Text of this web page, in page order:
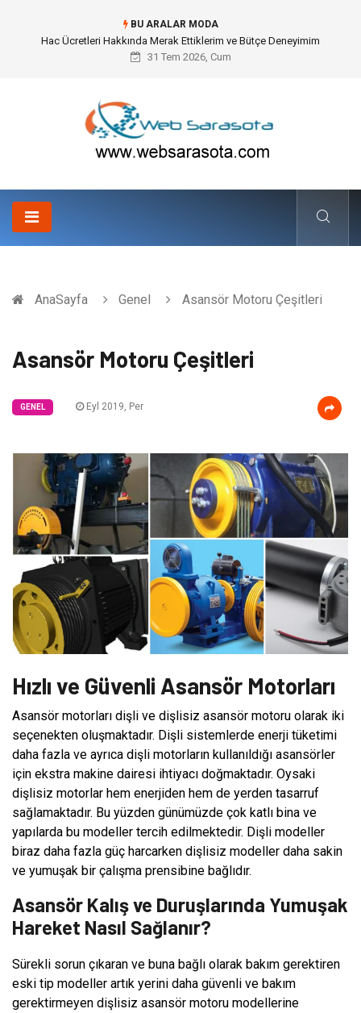
BU ARALAR MODA
Hac Ücretleri Hakkında Merak Ettiklerim ve Bütçe Deneyimim
31 Tem 2026, Cum
AnaSayfa Genel Asansör Motoru Çeşitleri
Asansör Motoru Çeşitleri
GENEL Eyl 2019, Per
Hızlı ve Güvenli Asansör Motorları
Asansör motorları dişli ve dişlisiz asansör motoru olarak iki
seçenekten oluşmaktadır. Dişli sistemlerde enerji tüketimi
daha fazla ve ayrıca dişli motorların kullanıldığı asansörler
için ekstra makine dairesi ihtiyacı doğmaktadır. Oysaki
dişlisiz motorlar hem enerjiden hem de yerden tasarruf
sağlamaktadır. Bu yüzden günümüzde çok katlı bina ve
yapılarda bu modeller tercih edilmektedir. Dişli modeller
biraz daha fazla güç harcarken dişlisiz modeller daha sakin
ve yumuşak bir çalışma prensibine bağlıdır.
Asansör Kalış ve Duruşlarında Yumuşak
Hareket Nasıl Sağlanır?
Sürekli sorun çıkaran ve buna bağlı olarak bakım gerektiren
eski tip modeller artık yerini daha güvenli ve bakım
gerektirmeyen dişlisiz asansör motoru modellerine